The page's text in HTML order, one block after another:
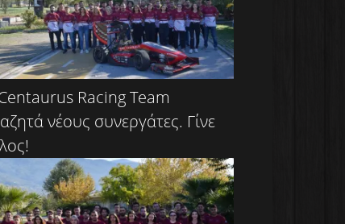
Racing Team
νέους συνεργάτες. Γίνε